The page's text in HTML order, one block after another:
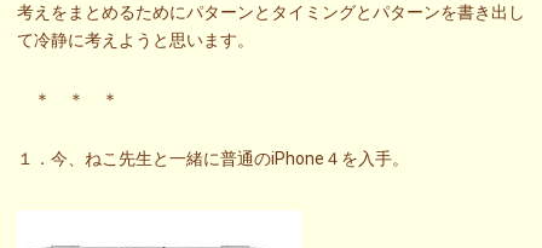
考えをまとめるためにパターンとタイミングとパターンを書き出し
て冷静に考えようと思います。
＊ ＊ ＊
１．今、ねこ先生と一緒に普通のiPhone４を入手。